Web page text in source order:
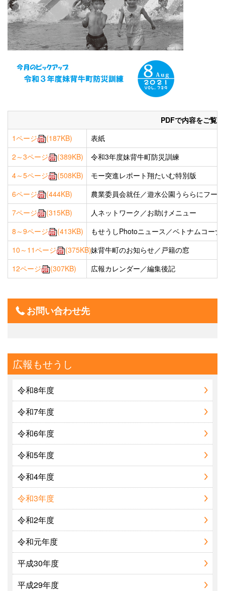
PDFで内容をご覧
1ページ
(187KB)
表紙
2～3ページ
(389KB)
令和3年度妹背牛町防災訓練
4～5ページ
(508KB)
モー突進レポート翔たいむ特別版
6ページ
(444KB)
農業委員会就任／遊水公園うららにフー
7ページ
(315KB)
人ネットワーク／お助けメニュー
8～9ページ
(413KB)
もせうしPhotoニュース／ベトナムコーナ
10～11ページ
(375KB)妹背牛町のお知らせ／戸籍の窓
12ページ
(307KB) 広報カレンダー／編集後記
お問い合わせ先
広報もせうし
令和8年度
令和7年度
令和6年度
令和5年度
令和4年度
令和3年度
令和2年度
令和元年度
平成30年度
平成29年度